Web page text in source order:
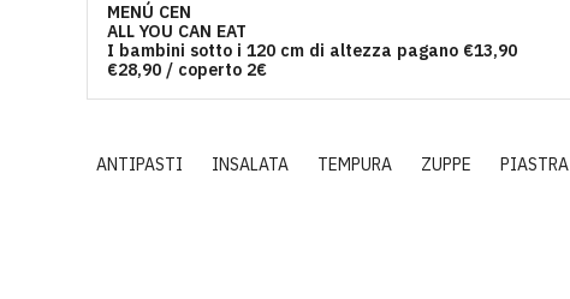
MENÚ CEN
ALL YOU CAN EAT
I bambini sotto i 120 cm di altezza pagano €13,90
€28,90 / coperto 2€
ANTIPASTI INSALATA TEMPURA ZUPPE PIASTRA